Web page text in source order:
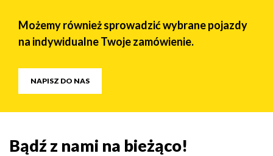
Możemy również sprowadzić wybrane pojazdy
na indywidualne Twoje zamówienie.
NAPISZ DO NAS
Bądź z nami na bieżąco!